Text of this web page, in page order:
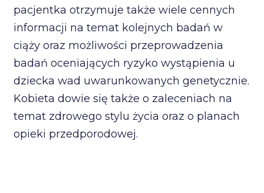
pacjentka otrzymuje także wiele cennych
informacji na temat kolejnych badań w
ciąży oraz możliwości przeprowadzenia
badań oceniających ryzyko wystąpienia u
dziecka wad uwarunkowanych genetycznie.
Kobieta dowie się także o zaleceniach na
temat zdrowego stylu życia oraz o planach
opieki przedporodowej.